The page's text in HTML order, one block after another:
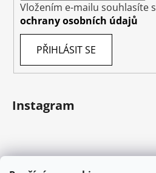
Vložením e-mailu souhlasíte s
ochrany osobních údajů
PŘIHLÁSIT SE
Instagram